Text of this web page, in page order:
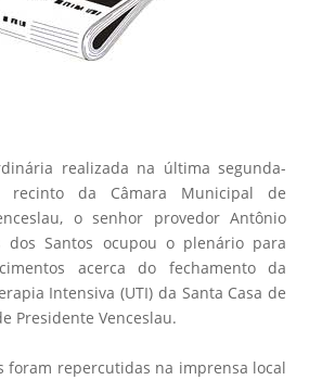
realizada na última segunda-
da Câmara Municipal de
o senhor provedor Antônio
dos Santos ocupou o plenário para
acerca do fechamento da
Intensiva (UTI) da Santa Casa de
Presidente Venceslau.
foram repercutidas na imprensa local